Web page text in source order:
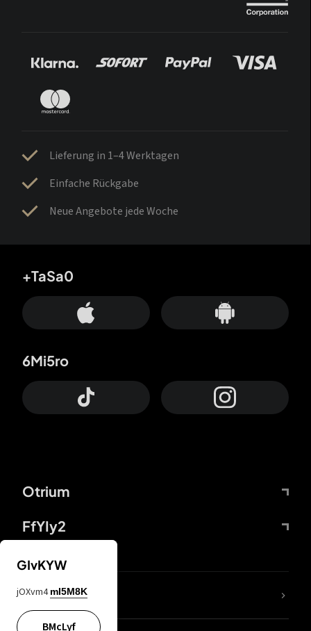
Lieferung in 1–4 Werktagen
Einfache Rückgabe
Neue Angebote jede Woche
Otrium
FfYIy2
+TaSa0
6Mi5ro
DDcvSo
GIvKYW
jOXvm4 mI5M8K
BMcLyf